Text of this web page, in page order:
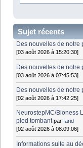
Sujet récents
Des nouvelles de notre
[03 août 2026 à 15:20:30]
Des nouvelles de notre
[03 août 2026 à 07:45:53]
Des nouvelles de notre
[02 août 2026 à 17:42:25]
NeurostepMC/Bioness
pied tombant parfarid
[02 août 2026 à 08:09:06]
Informations suite au